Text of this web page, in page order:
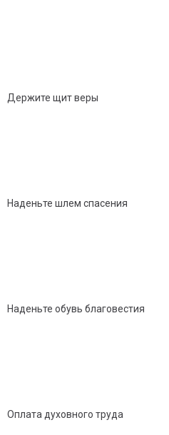
Держите щит веры
Наденьте шлем спасения
Наденьте обувь благовестия
Оплата духовного труда